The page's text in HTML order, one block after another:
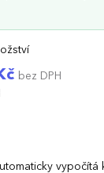
bez DPH
vypočítá